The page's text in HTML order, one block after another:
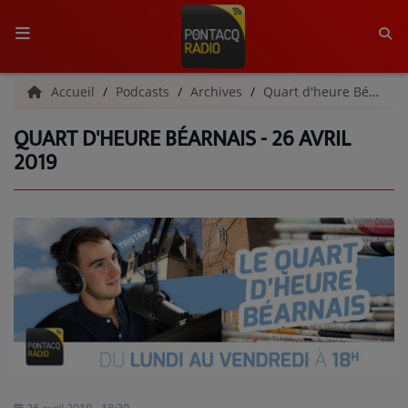
ACCUEIL
RADIO
L'ÉQUIPE
GRILLE DES PROGRAMMES
C'ÉTAIT QUOI CE TITRE ?
MÉDIAS
Accueil Podcasts Archives Quart d'heure Béarnais | Archives
QUART D'HEURE BÉARNAIS - 26 AVRIL
2019